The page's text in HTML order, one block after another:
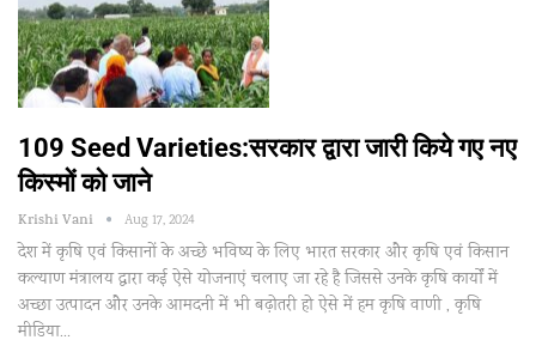
109 Seed Varieties:सरकार द्वारा जारी किये गए नए
किस्मों को जाने
Krishi Vani Aug 17, 2024
देश में कृषि एवं किसानों के अच्छे भविष्य के लिए भारत सरकार और कृषि एवं किसान
कल्याण मंत्रालय द्वारा कई ऐसे योजनाएं चलाए जा रहे है जिससे उनके कृषि कार्यों में
अच्छा उत्पादन और उनके आमदनी में भी बढ़ोतरी हो ऐसे में हम कृषि वाणी , कृषि
मीडिया…